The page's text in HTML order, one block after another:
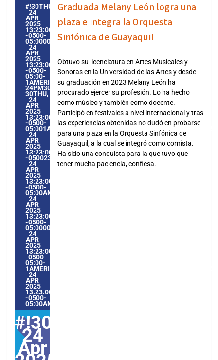
#!30THU,
24
APR
2025
13:23:00
-0500-
05:000030#30THU,
24
APR
2025
13:23:00
-0500-
05:00-
1AMERICA/GUAYAQUIL3030AMERICA/GUAYAQUIL202530
24PM30PM-
30THU,
24
APR
2025
13:23:00
-0500-
05:001AMERICA/GUAYAQUIL3030AMERICA/
24
APR
2025
13:23:00
-0500231234PMTHURSDAY=1009#!30THU,
24
APR
2025
13:23:00
-0500-
05:00AMERICA/GUAYAQUIL4#APR#!30THU,
24
APR
2025
13:23:00
-0500-
05:000030#/30THU,
24
APR
2025
13:23:00
-0500-
05:00-
1AMERICA/GUAYAQUIL3030AMERICA/
24
APR
2025
13:23:00
-0500-
05:00AMERICA/GUAYAQUIL4#
#!30Thu,
24
Apr
Graduada Melany León logra una
plaza e integra la Orquesta
Sinfónica de Guayaquil
Obtuvo su licenciatura en Artes Musicales y
Sonoras en la Universidad de las Artes y desde
su graduación en 2023 Melany León ha
procurado ejercer su profesión. Lo ha hecho
como músico y también como docente.
Participó en festivales a nivel internacional y tras
las experiencias obtenidas no dudó en probarse
para una plaza en la Orquesta Sinfónica de
Guayaquil, a la cual se integró como cornista.
Ha sido una conquista para la que tuvo que
tener mucha paciencia, confiesa.